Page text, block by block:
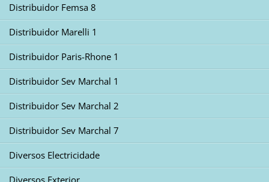
Distribuidor Femsa 8
Distribuidor Marelli 1
Distribuidor Paris-Rhone 1
Distribuidor Sev Marchal 1
Distribuidor Sev Marchal 2
Distribuidor Sev Marchal 7
Diversos Electricidade
Diversos Exterior